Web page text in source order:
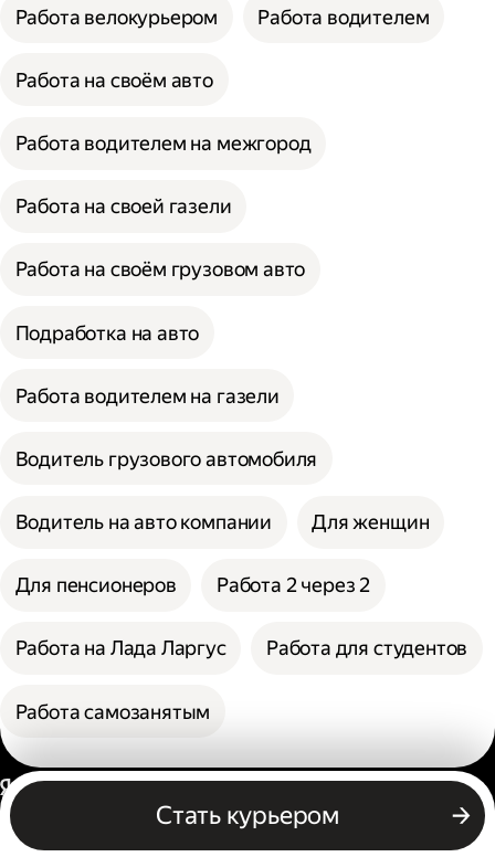
Работа велокурьером Работа водителем
Работа на своём авто
Работа водителем на межгород
Работа на своей газели
Работа на своём грузовом авто
Подработка на авто
Работа водителем на газели
Водитель грузового автомобиля
Водитель на авто компании Для женщин
Для пенсионеров Работа 2 через 2
Работа на Лада Ларгус Работа для студентов
Работа самозанятым
Стать курьером
Россия
Бизнесу